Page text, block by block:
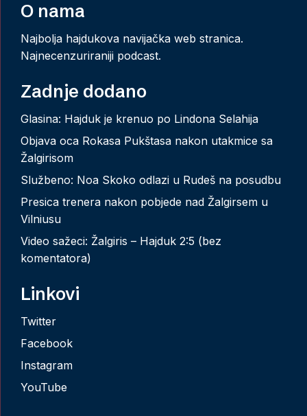
O nama
Najbolja hajdukova navijačka web stranica.
Najnecenzuriraniji podcast.
Zadnje dodano
Glasina: Hajduk je krenuo po Lindona Selahija
Objava oca Rokasa Pukštasa nakon utakmice sa
Žalgirisom
Službeno: Noa Skoko odlazi u Rudeš na posudbu
Presica trenera nakon pobjede nad Žalgirsem u
Vilniusu
Video sažeci: Žalgiris – Hajduk 2:5 (bez
komentatora)
Linkovi
Twitter
Facebook
Instagram
YouTube